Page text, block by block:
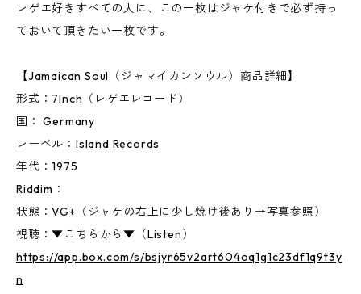
レゲエ好きすべての人に、この一枚はジャケ付きで必ず持っ
ておいて頂きたい一枚です。
【Jamaican Soul（ジャマイカンソウル）商品詳細】
形式：7Inch（レゲエレコード）
国： Germany
レーベル：Island Records
年代：1975
Riddim：
状態：VG+（ジャケの右上に少し焼け後あり→写真参照）
視聴：▼こちらから▼（Listen）
https://app.box.com/s/bsjyr65v2art604oq1g1c23df1q9t3y
n